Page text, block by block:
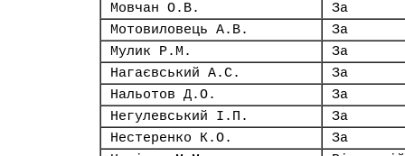
Мовчан О.В.
За
Мотовиловець А.В.
За
Мулик Р.М.
За
Нагаєвський А.С.
За
Нальотов Д.О.
За
Негулевський І.П.
За
Нестеренко К.О.
За